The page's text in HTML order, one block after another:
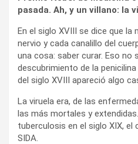
pasada. Ah, y un villano: la
En el siglo XVIII se dice que la
nervio y cada canalillo del
una cosa: saber curar. Eso no
descubrimiento de la
del siglo XVIII apareció algo
La viruela era, de las
las más mortales y
tuberculosis en el siglo XIX, el
SIDA.